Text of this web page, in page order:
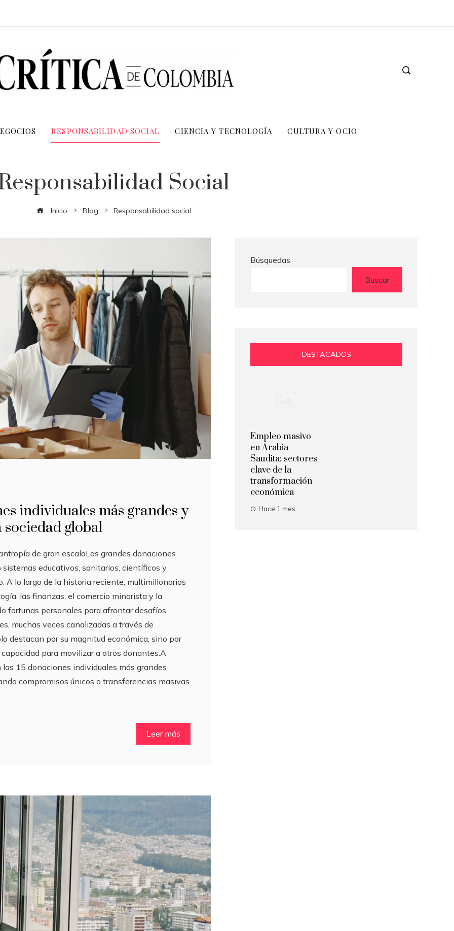
RESPONSABILIDAD SOCIAL CIENCIA Y TECNOLOGÍA CULTURA Y OCIO
Social
Inicio Blog Responsabilidad social
individuales más grandes y
sociedad global
de gran escalaLas grandes donaciones
educativos, sanitarios, científicos y
A lo largo de la historia reciente, multimillonarios
las finanzas, el comercio minorista y la
fortunas personales para afrontar desafíos
muchas veces canalizadas a través de
destacan por su magnitud económica, sino por
para movilizar a otros donantes.A
15 donaciones individuales más grandes
compromisos únicos o transferencias masivas
Leer más
Búsquedas
Buscar
DESTACADOS
Empleo masivo
en Arabia
Saudita: sectores
clave de la
transformación
económica
Hace 1 mes